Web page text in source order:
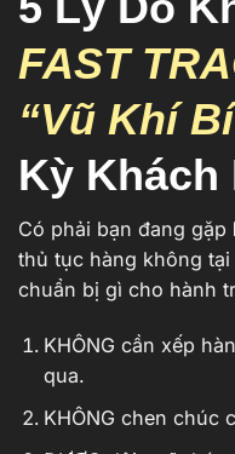
FAST
“Vũ Khí
Kỳ Khách
Có phải bạn đang gặp
thủ tục hàng không
chuẩn bị gì cho hành
KHÔNG cần xếp
qua.
KHÔNG chen chúc